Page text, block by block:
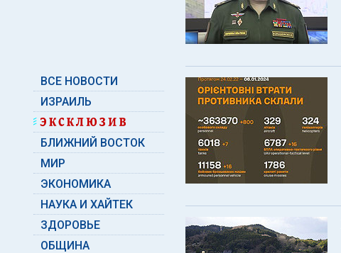
ВСЕ НОВОСТИ
ИЗРАИЛЬ
БЛИЖНИЙ ВОСТОК
МИР
ЭКОНОМИКА
НАУКА И ХАЙТЕК
ЗДОРОВЬЕ
ОБЩИНА